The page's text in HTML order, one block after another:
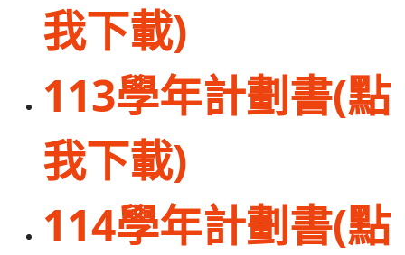
我下載)
113學年計劃書(點
我下載)
114學年計劃書(點